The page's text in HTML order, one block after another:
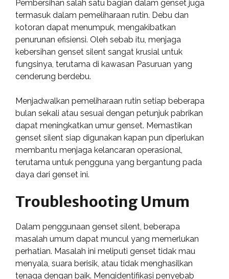
Pembersihan salah satu bagian dalam genset juga
termasuk dalam pemeliharaan rutin. Debu dan
kotoran dapat menumpuk, mengakibatkan
penurunan efisiensi. Oleh sebab itu, menjaga
kebersihan genset silent sangat krusial untuk
fungsinya, terutama di kawasan Pasuruan yang
cenderung berdebu.
Menjadwalkan pemeliharaan rutin setiap beberapa
bulan sekali atau sesuai dengan petunjuk pabrikan
dapat meningkatkan umur genset. Memastikan
genset silent siap digunakan kapan pun diperlukan
membantu menjaga kelancaran operasional,
terutama untuk pengguna yang bergantung pada
daya dari genset ini.
Troubleshooting Umum
Dalam penggunaan genset silent, beberapa
masalah umum dapat muncul yang memerlukan
perhatian. Masalah ini meliputi genset tidak mau
menyala, suara berisik, atau tidak menghasilkan
tenaga dengan baik. Mengidentifikasi penyebab